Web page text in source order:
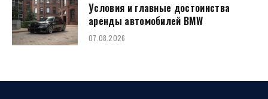
Условия и главные достоинства
аренды автомобилей BMW
07.08.2026